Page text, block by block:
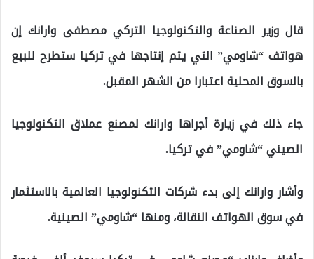
قال وزير الصناعة والتكنولوجيا التركي مصطفى وارانك إن
هواتف “شاومي” التي يتم إنتاجها في تركيا ستطرح للبيع
بالسوق المحلية اعتبارا من الشهر المقبل.
جاء ذلك في زيارة أجراها وارانك لمصنع عملاق التكنولوجيا
الصيني “شاومي” في تركيا.
وأشار وارانك إلى بدء شركات التكنولوجيا العالمية بالاستثمار
في سوق الهواتف النقالة، ومنها “شاومي” الصينية.